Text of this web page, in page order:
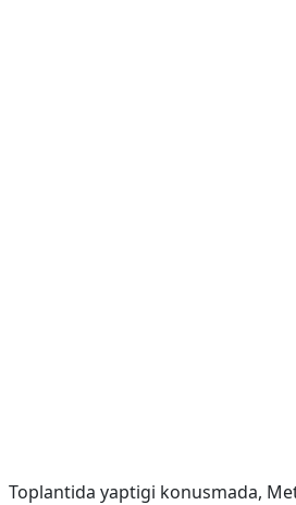
Toplantida yaptigi konusmada,